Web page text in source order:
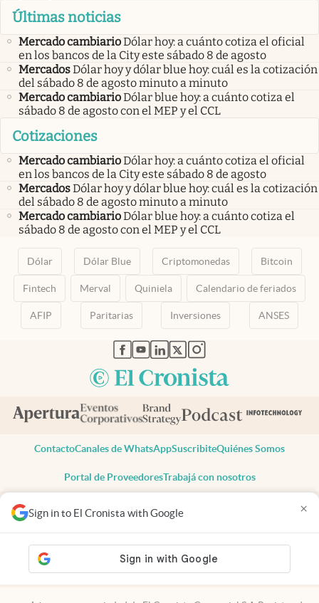
Sign in to El Cronista with Google ×
Últimas noticias
Mercado cambiarioDólar hoy: a cuánto cotiza el oficial
en los bancos de la City este sábado 8 de agosto
MercadosDólar hoy y dólar blue hoy: cuál es la cotización
del sábado 8 de agosto minuto a minuto
Mercado cambiarioDólar blue hoy: a cuánto cotiza el
sábado 8 de agosto con el MEP y el CCL
Cotizaciones
Mercado cambiarioDólar hoy: a cuánto cotiza el oficial
en los bancos de la City este sábado 8 de agosto
MercadosDólar hoy y dólar blue hoy: cuál es la cotización
del sábado 8 de agosto minuto a minuto
Mercado cambiarioDólar blue hoy: a cuánto cotiza el
sábado 8 de agosto con el MEP y el CCL
Dólar Dólar Blue Criptomonedas Bitcoin
Fintech Merval Quiniela Calendario de feriados
AFIP Paritarias Inversiones ANSES
abre en nueva pestaña
abre en nueva pestaña
abre en nueva pestaña
abre en nueva pestaña
abre en nueva pestaña
ContactoCanales de WhatsAppSuscribiteQuiénes Somos
Portal de ProveedoresTrabajá con nosotros
Todos los derechos reservados
Privacidad
Consentimiento
Tel:+54 11 7078-3270